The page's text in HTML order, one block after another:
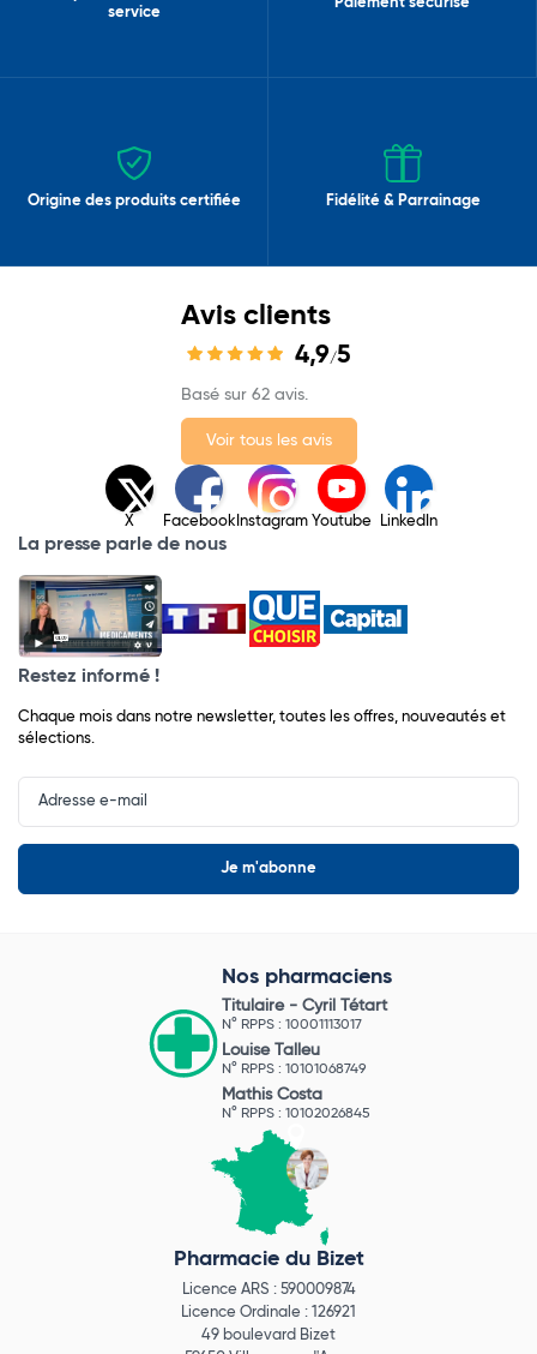
service
Origine des produits certifiée Fidélité & Parrainage
Avis clients
4,9/5
Basé sur 62 avis.
Voir tous les avis
X Facebook Instagram Youtube LinkedIn
La presse parle de nous
Restez informé !
Chaque mois dans notre newsletter, toutes les offres, nouveautés et
sélections.
Input
Newsletter
Nos pharmaciens
Titulaire - Cyril Tétart
N° RPPS : 10001113017
Louise Talleu
N° RPPS : 10101068749
Mathis Costa
N° RPPS : 10102026845
Pharmacie du Bizet
Licence ARS : 590009874
Licence Ordinale : 126921
49 boulevard Bizet